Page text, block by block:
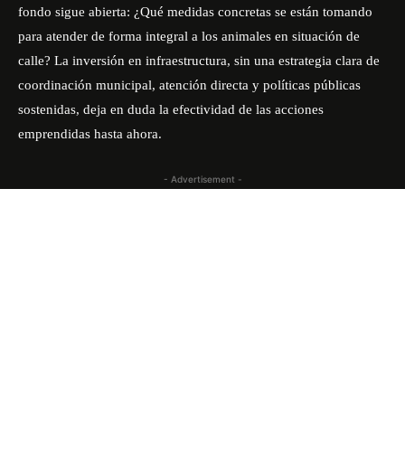
fondo sigue abierta: ¿Qué medidas concretas se están tomando
para atender de forma integral a los animales en situación de
calle? La inversión en infraestructura, sin una estrategia clara de
coordinación municipal, atención directa y políticas públicas
sostenidas, deja en duda la efectividad de las acciones
emprendidas hasta ahora.
- Advertisement -